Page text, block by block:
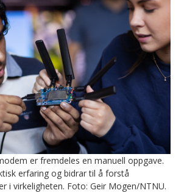
er fremdeles en manuell oppgave.
erfaring og bidrar til å forstå
i virkeligheten. Foto: Geir Mogen/NTNU.